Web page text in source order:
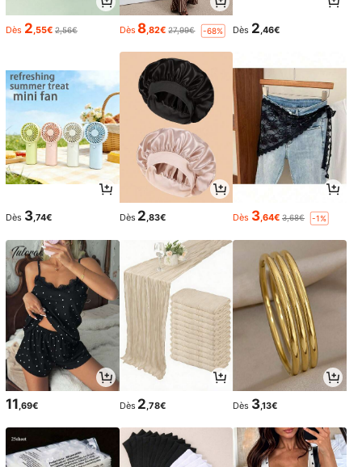
Dès 2,55€ 2,56€ Dès8,82€ 27,99€ -68% Dès 2,46€
Dès 3,74€ Dès 2,83€ Dès 3,64€ 3,68€ -1%
11 ,69€ Dès 2 ,78€ Dès 3,13€